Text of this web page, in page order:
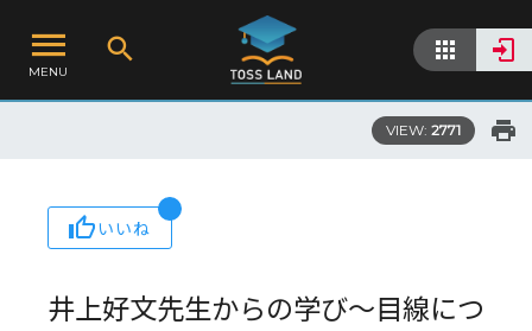
MENU
VIEW: 2771
いいね
井上好文先生からの学び～目線につ